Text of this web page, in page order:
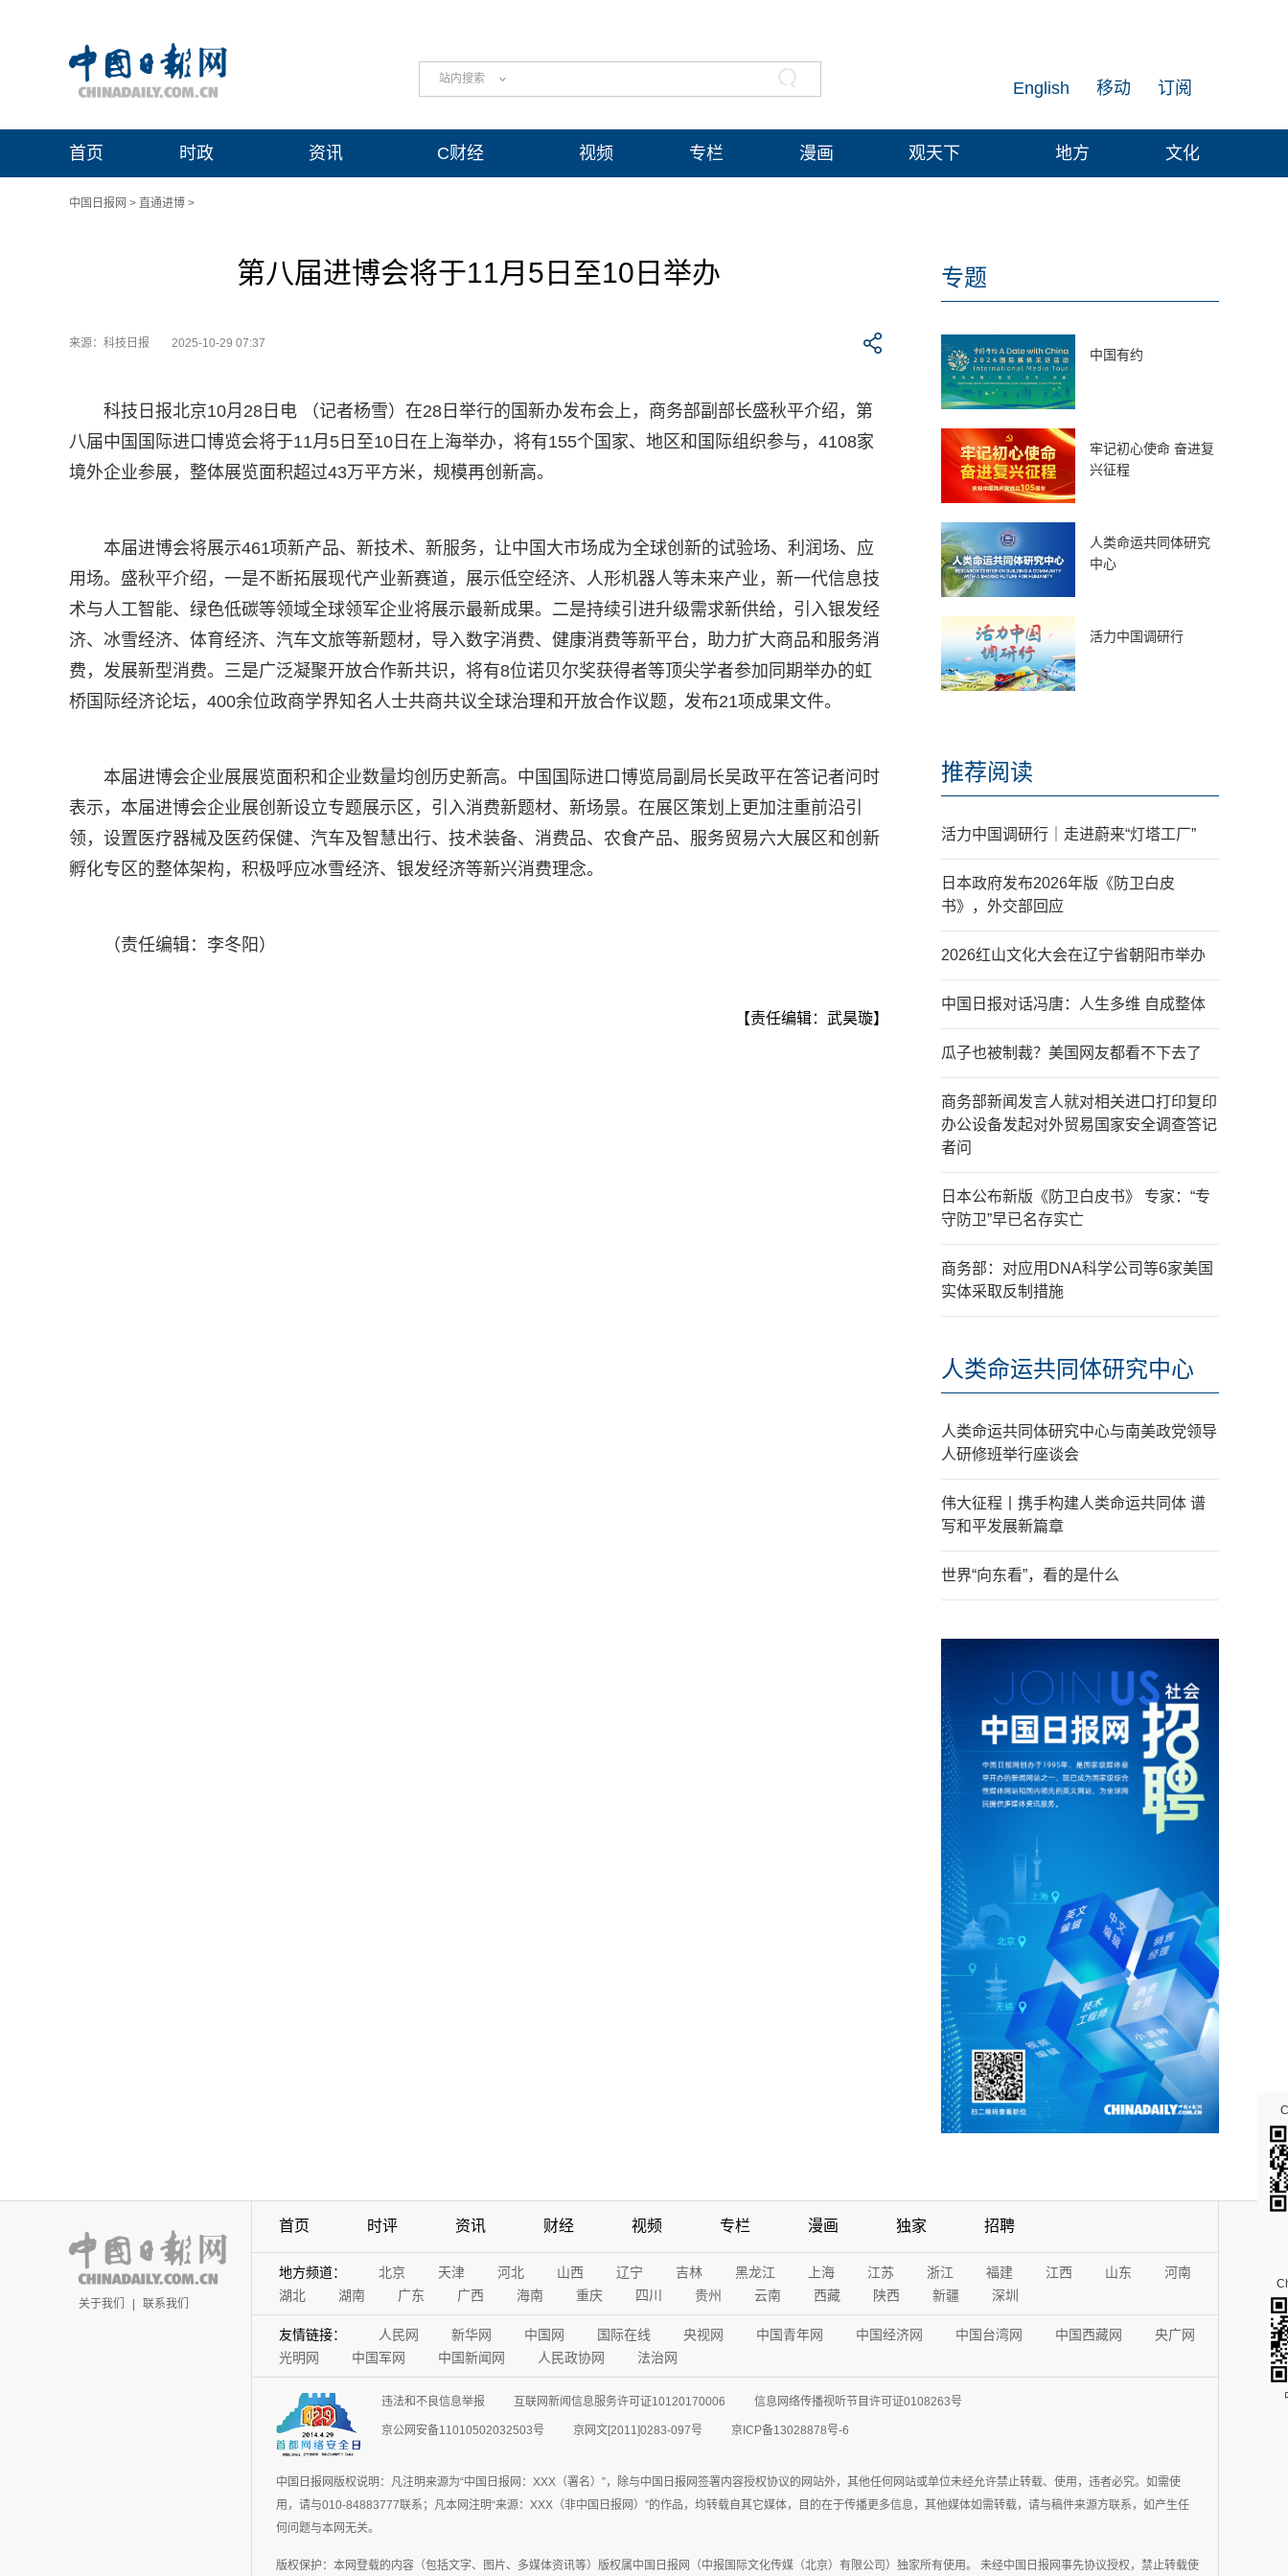
站内搜索 订阅
移动
English
首页 时政 资讯 C财经 视频 专栏 漫画 观天下 地方 文化
中国日报网 > 直通进博 >
第八届进博会将于11月5日至10日举办
来源：科技日报 2025-10-29 07:37
科技日报北京10月28日电 （记者杨雪）在28日举行的国新办发布会上，商务部副部长盛秋平介绍，第
八届中国国际进口博览会将于11月5日至10日在上海举办，将有155个国家、地区和国际组织参与，4108家
境外企业参展，整体展览面积超过43万平方米，规模再创新高。
本届进博会将展示461项新产品、新技术、新服务，让中国大市场成为全球创新的试验场、利润场、应
用场。盛秋平介绍，一是不断拓展现代产业新赛道，展示低空经济、人形机器人等未来产业，新一代信息技
术与人工智能、绿色低碳等领域全球领军企业将展示最新成果。二是持续引进升级需求新供给，引入银发经
济、冰雪经济、体育经济、汽车文旅等新题材，导入数字消费、健康消费等新平台，助力扩大商品和服务消
费，发展新型消费。三是广泛凝聚开放合作新共识，将有8位诺贝尔奖获得者等顶尖学者参加同期举办的虹
桥国际经济论坛，400余位政商学界知名人士共商共议全球治理和开放合作议题，发布21项成果文件。
本届进博会企业展展览面积和企业数量均创历史新高。中国国际进口博览局副局长吴政平在答记者问时
表示，本届进博会企业展创新设立专题展示区，引入消费新题材、新场景。在展区策划上更加注重前沿引
领，设置医疗器械及医药保健、汽车及智慧出行、技术装备、消费品、农食产品、服务贸易六大展区和创新
孵化专区的整体架构，积极呼应冰雪经济、银发经济等新兴消费理念。
（责任编辑：李冬阳）
【责任编辑：武昊璇】
专题
中国有约
牢记初心使命 奋进复
兴征程
人类命运共同体研究
中心
活力中国调研行
推荐阅读
活力中国调研行｜走进蔚来“灯塔工厂”
日本政府发布2026年版《防卫白皮
书》，外交部回应
2026红山文化大会在辽宁省朝阳市举办
中国日报对话冯唐：人生多维 自成整体
瓜子也被制裁？美国网友都看不下去了
商务部新闻发言人就对相关进口打印复印
办公设备发起对外贸易国家安全调查答记
者问
日本公布新版《防卫白皮书》 专家：“专
守防卫”早已名存实亡
商务部：对应用DNA科学公司等6家美国
实体采取反制措施
人类命运共同体研究中心
人类命运共同体研究中心与南美政党领导
人研修班举行座谈会
伟大征程丨携手构建人类命运共同体 谱
写和平发展新篇章
世界“向东看”，看的是什么
关于我们 | 联系我们
首页 时评 资讯 财经 视频 专栏 漫画 独家 招聘
地方频道： 北京 天津 河北 山西 辽宁 吉林 黑龙江 上海 江苏 浙江 福建 江西 山东
河南
湖北
湖南 广东 广西 海南 重庆 四川 贵州 云南 西藏 陕西 新疆 深圳
友情链接： 人民网 新华网 中国网 国际在线 央视网 中国青年网 中国经济网 中国台湾网 中国西藏网
央广网
光明网
中国军网 中国新闻网 人民政协网 法治网
违法和不良信息举报 互联网新闻信息服务许可证10120170006 信息网络传播视听节目许可证0108263号
京公网安备11010502032503号 京网文[2011]0283-097号 京ICP备13028878号-6
中国日报网版权说明：凡注明来源为“中国日报网：XXX（署名）”，除与中国日报网签署内容授权协议的网站外，其他任何网站或单位未经允许禁止转载、使用，违者必究。如需使
用，请与010-84883777联系；凡本网注明“来源：XXX（非中国日报网）”的作品，均转载自其它媒体，目的在于传播更多信息，其他媒体如需转载，请与稿件来源方联系，如产生任
何问题与本网无关。
版权保护：本网登载的内容（包括文字、图片、多媒体资讯等）版权属中国日报网（中报国际文化传媒（北京）有限公司）独家所有使用。 未经中国日报网事先协议授权，禁止转载使